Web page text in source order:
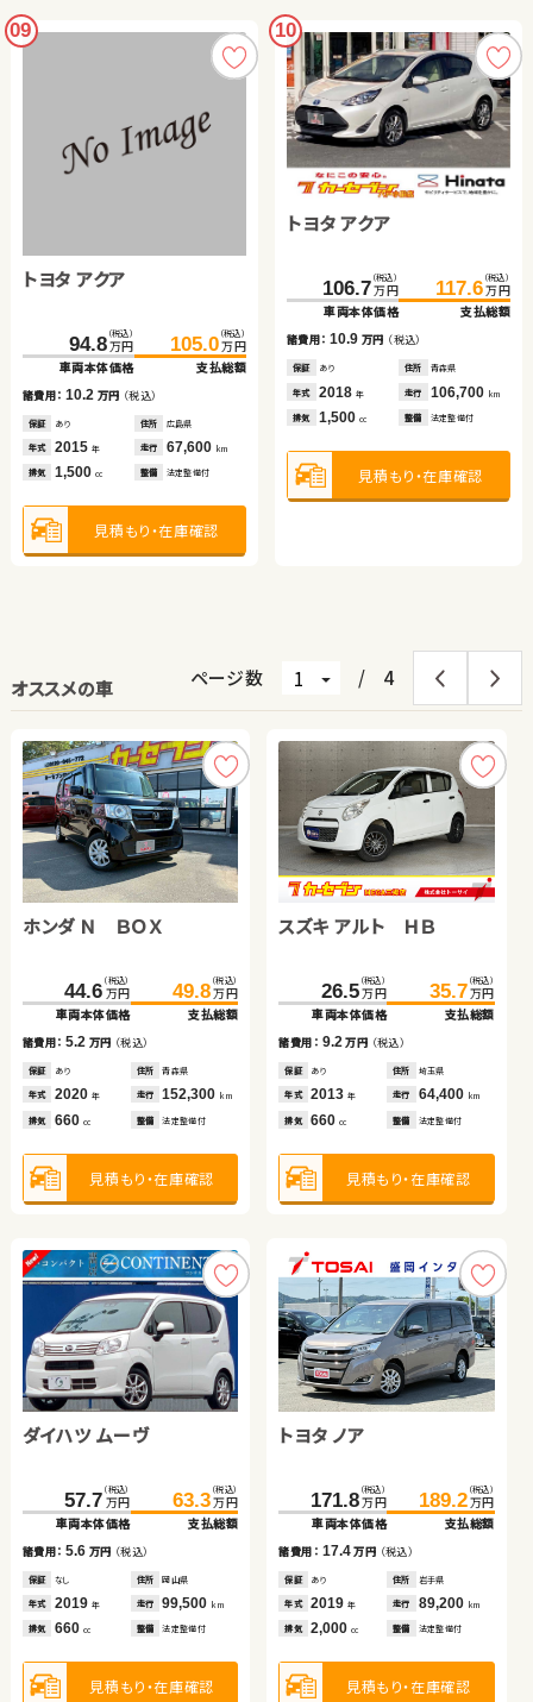
09
トヨタ アクア
94.8 （税込）
万円
車両本体価格
105.0 （税込）
万円
支払総額
諸費用：10.2 万円 （税込）
保証 あり 住所 広島県
年式 2015 年 走行 67,600 km
排気 1,500 cc 整備 法定整備付
見積もり・在庫確認
10
トヨタ アクア
106.7 （税込）
万円
車両本体価格
117.6 （税込）
万円
支払総額
諸費用：10.9 万円 （税込）
保証 あり 住所 青森県
年式 2018 年 走行 106,700 km
排気 1,500 cc 整備 法定整備付
見積もり・在庫確認
オススメの車 ページ数 / 4
ホンダ Ｎ ＢＯＸ
44.6 （税込）
万円
車両本体価格
49.8 （税込）
万円
支払総額
諸費用：5.2 万円 （税込）
保証 あり 住所 青森県
年式 2020 年 走行 152,300 km
排気 660 cc 整備 法定整備付
見積もり・在庫確認
スズキ アルト ＨＢ
26.5 （税込）
万円
車両本体価格
35.7 （税込）
万円
支払総額
諸費用： 9.2万円 （税込）
保証 あり 住所 埼玉県
年式 2013年 走行 64,400 km
排気 660cc 整備 法定整備付
見積もり・在庫確認
ダイハツ ムーヴ
57.7 （税込）
万円
車両本体価格
63.3 （税込）
万円
支払総額
諸費用：5.6 万円 （税込）
保証 なし 住所 岡山県
年式 2019 年 走行 99,500 km
排気 660 cc 整備 法定整備付
見積もり・在庫確認
トヨタ ノア
171.8 （税込）
万円
車両本体価格
189.2 （税込）
万円
支払総額
諸費用： 17.4万円 （税込）
保証 あり 住所 岩手県
年式 2019年 走行 89,200 km
排気 2,000cc 整備 法定整備付
見積もり・在庫確認
ホンダ フリード＋
169.0 （税込）
万円
車両本体価格
184.2 （税込）
万円
支払総額
諸費用：15.2万円（税込）
保証 あり 住所 愛知県
年式 2019 年 走行 48,400km
排気 1,500 整備 法定整備付
見積もり・在庫確認
日産 エクストレイル
65.0 （税込）
万円
車両本体価格
79.8 （税込）
万円
支払総額
諸費用： 14.8万円（税込）
保証 なし 住所 岡山県
年式 2013年 走行 96,100 km
排気 2,000 整備 法定整備付
見積もり・在庫確認
スバル フォレスター
76.0 （税込）
万円
車両本体価格
89.9 （税込）
万円
支払総額
諸費用：13.9万円（税込）
保証 あり 住所 岩手県
年式 2012 年 走行 79,700 km
排気 2,000 整備 法定整備付
見積もり・在庫確認
ホンダ フリード
57.7 （税込）
万円
車両本体価格
64.1 （税込）
万円
支払総額
諸費用： 6.4万円（税込）
保証 なし 住所 岡山県
年式 2015年 走行 115,400km
排気 1,500cc 整備 法定整備付
見積もり・在庫確認
スズキ ワゴンＲ
66.0 （税込）
万円
車両本体価格
69.0 （税込）
万円
支払総額
諸費用：3.0 万円 （税込）
保証 あり 住所 宮城県
年式 2014 年 走行 68,100km
排気 660 cc 整備 なし
見積もり・在庫確認
スバル フォレスター
87.0 （税込）
万円
車両本体価格
99.9 （税込）
万円
支払総額
諸費用： 12.9万円（税込）
保証 あり 住所 北海道
年式 2014年 走行 78,000 km
排気 2,000 整備 法定整備付
見積もり・在庫確認
ダイハツ タント
68.9 （税込）
万円
車両本体価格
79.9 （税込）
万円
支払総額
諸費用：11.0万円（税込）
保証 あり 住所 岩手県
年式 2013 年 走行 85,000 km
排気 660 cc 整備 法定整備付
見積もり・在庫確認
トヨタ ヴォクシー
275.8 （税込）
万円
車両本体価格
287.9 （税込）
万円
支払総額
諸費用： 12.1万円 （税込）
保証 あり 住所 北海道
年式 2017年 走行 44,800 km
排気 2,000cc 整備 法定整備付
見積もり・在庫確認
トヨタ アクア
46.5 （税込）
万円
車両本体価格
60.9 （税込）
万円
支払総額
諸費用：14.4万円（税込）
保証 あり 住所 埼玉県
年式 2013 年 走行 78,900km
排気 1,500 整備 法定整備付
見積もり・在庫確認
トヨタ アクア
62.0 （税込）
万円
車両本体価格
70.9 （税込）
万円
支払総額
諸費用： 8.9万円 （税込）
保証 あり 住所 福島県
年式 2013年 走行 49,700 km
排気 1,500 整備 法定整備付
見積もり・在庫確認